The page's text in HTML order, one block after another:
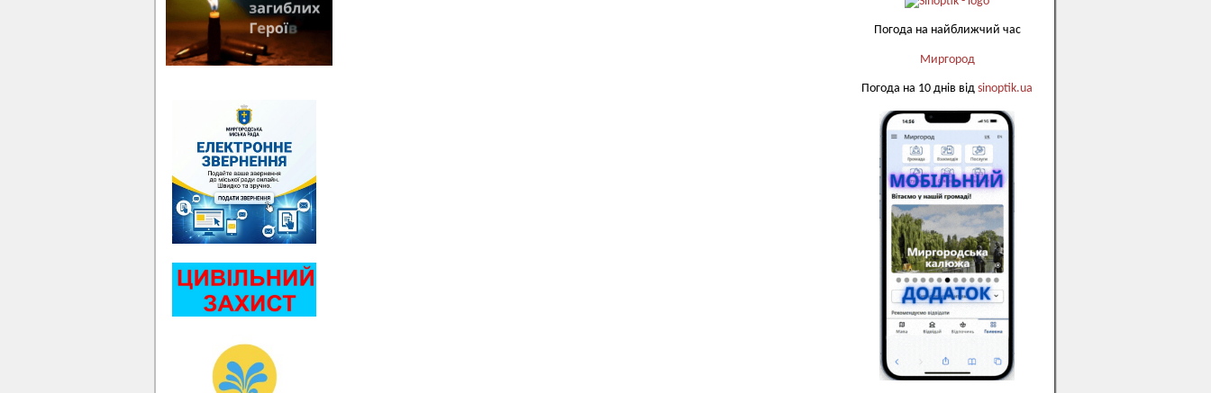
Погода на найближчий час
Миргород
Погода на 10 днів від sinoptik.ua